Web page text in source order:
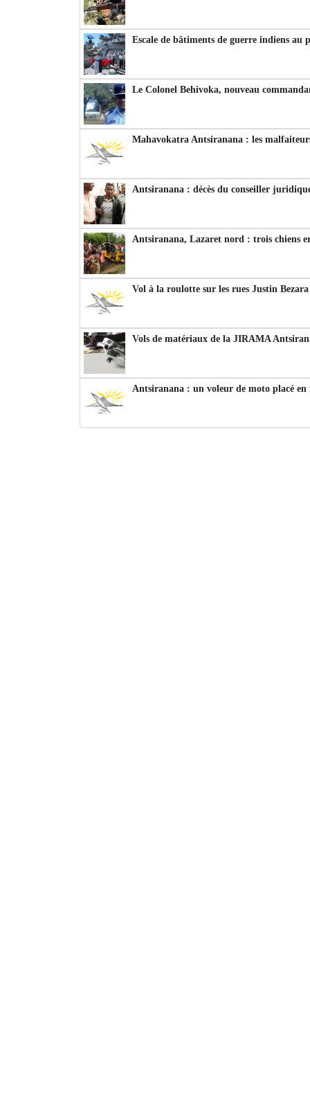
Escale de bâtiments de guerre indiens au
Le Colonel Behivoka, nouveau
Mahavokatra Antsiranana : les
Antsiranana : décès du conseiller
Antsiranana, Lazaret nord : trois chiens
Vol à la roulotte sur les rues Justin
Vols de matériaux de la JIRAMA
Antsiranana : un voleur de moto placé en